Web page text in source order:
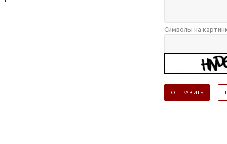
Символы на